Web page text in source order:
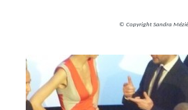
© Copyright Sandra